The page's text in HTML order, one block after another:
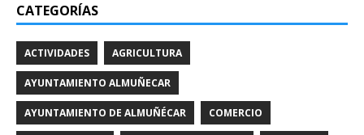
CATEGORÍAS
ACTIVIDADES AGRICULTURA
AYUNTAMIENTO ALMUÑECAR
AYUNTAMIENTO DE ALMUÑÉCAR COMERCIO